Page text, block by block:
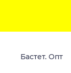
Бастет. Опт